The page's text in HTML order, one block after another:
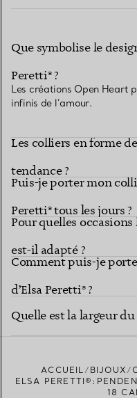
TROUVEZ LA BOUTIQUE LA
Que symbolise le
Peretti® ?
Les créations Open Heart
infinis de l’amour.
Les colliers en forme
tendance ?
Puis-je porter mon
Peretti® tous les jours ?
Pour quelles
est-il adapté ?
Comment puis-je
d’Elsa Peretti® ?
Quelle est la largeur
ACCUEIL BIJOUX
ELSA
18